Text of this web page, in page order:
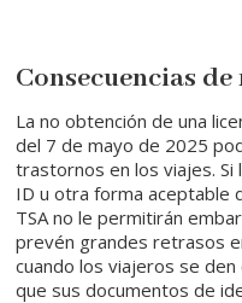
Consecuencias
La no obtención de una
del 7 de mayo de 2025
trastornos en los viajes. Si
ID u otra forma aceptable
TSA no le permitirán
prevén grandes retrasos
cuando los viajeros se
que sus documentos de